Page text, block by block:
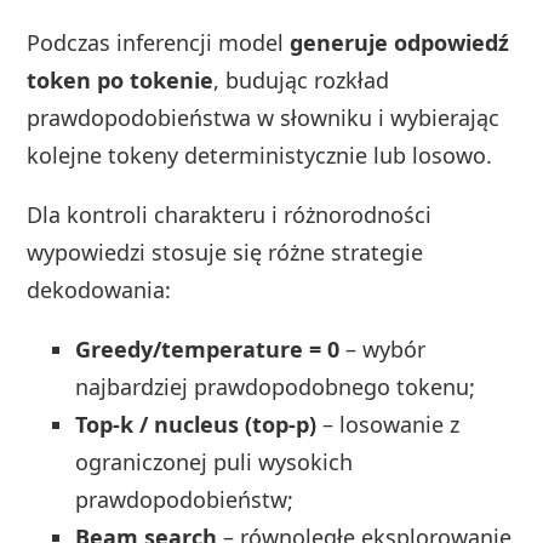
Podczas inferencji modelgeneruje odpowiedź
token po tokenie, budując rozkład
prawdopodobieństwa w słowniku i wybierając
kolejne tokeny deterministycznie lub losowo.
Dla kontroli charakteru i różnorodności
wypowiedzi stosuje się różne strategie
dekodowania:
Greedy/temperature = 0 – wybór
najbardziej prawdopodobnego tokenu;
Top-k / nucleus (top-p) – losowanie z
ograniczonej puli wysokich
prawdopodobieństw;
Beam search – równoległe eksplorowanie